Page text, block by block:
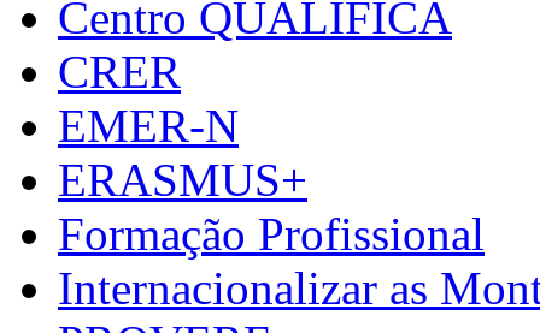
Centro QUALIFICA
CRER
EMER-N
ERASMUS+
Formação Profissional
Internacionalizar as